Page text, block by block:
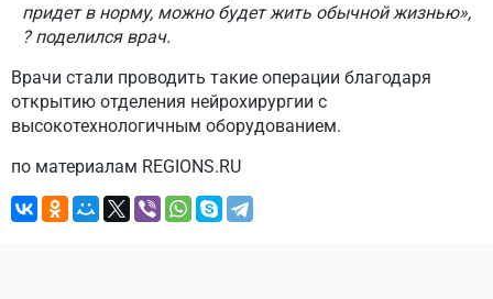
придет в норму, можно будет жить обычной жизнью»,
? поделился врач.
Врачи стали проводить такие операции благодаря
открытию отделения нейрохирургии с
высокотехнологичным оборудованием.
по материалам REGIONS.RU